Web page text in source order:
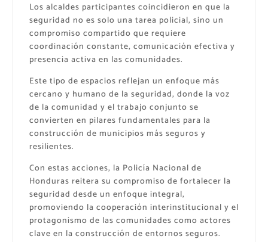
Los alcaldes participantes coincidieron en que la
seguridad no es solo una tarea policial, sino un
compromiso compartido que requiere
coordinación constante, comunicación efectiva y
presencia activa en las comunidades.
Este tipo de espacios reflejan un enfoque más
cercano y humano de la seguridad, donde la voz
de la comunidad y el trabajo conjunto se
convierten en pilares fundamentales para la
construcción de municipios más seguros y
resilientes.
Con estas acciones, la Policía Nacional de
Honduras reitera su compromiso de fortalecer la
seguridad desde un enfoque integral,
promoviendo la cooperación interinstitucional y el
protagonismo de las comunidades como actores
clave en la construcción de entornos seguros.